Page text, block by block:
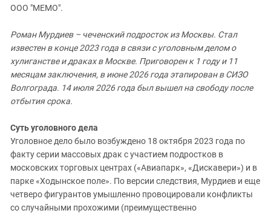
Российская Федерация
Северная Осетия - Алания
СКФО
Ставропольский край
Чечня
Южный Кавказ
ЮФО
ООО "МЕМО".
Роман Мурдиев – чеченский подросток из Москвы. Стал
известен в конце 2023 года в связи с уголовным делом о
хулиганстве и драках в Москве. Приговорен к 1 году и 11
месяцам заключения, в июне 2026 года этапирован в СИЗО
Волгограда. 14 июля 2026 года был вышел на свободу после
отбытия срока.
Суть уголовного дела
Уголовное дело было возбуждено 18 октября 2023 года по
факту серии массовых драк с участием подростков в
московских торговых центрах («Авиапарк», «Дискавери») и в
парке «Ходынское поле». По версии следствия, Мурдиев и еще
четверо фигурантов умышленно провоцировали конфликты
со случайными прохожими (преимущественно